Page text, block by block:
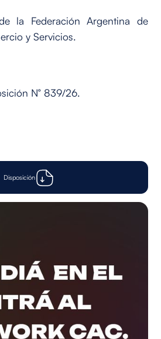
la Federación Argentina de
y Servicios.
N° 839/26.
Disposición